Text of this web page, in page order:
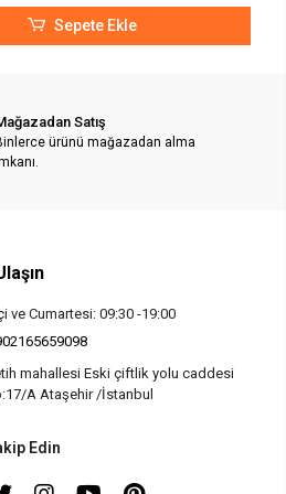
Sepete Ekle
Satış
ürünü mağazadan alma
ve Cumartesi: 09:30 -19:00
mahallesi Eski çiftlik yolu caddesi
A Ataşehir /İstanbul
Edin